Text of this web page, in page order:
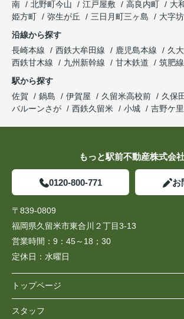
南
北野町今山 江戸屋敷 高良内町
大
姫方町
弥生が丘 三日月町三ヶ島 大字
沿線から探す
長崎本線
西鉄大牟田線 鹿児島本線 久
西鉄甘木線
九州新幹線 甘木鉄道 筑肥線
駅から探す
佐賀
鍋島 伊賀屋 久留米高校前
久保田
バルーンさが
西鉄久留米 小城 吉野ケ
もっと駅前不動産株式会
0120-800-771 お
〒839-0809
福岡県久留米市東合川２丁目3-13
営業時間： 9：45～18；30
定休日： 水曜日
トップページ
スタッフ